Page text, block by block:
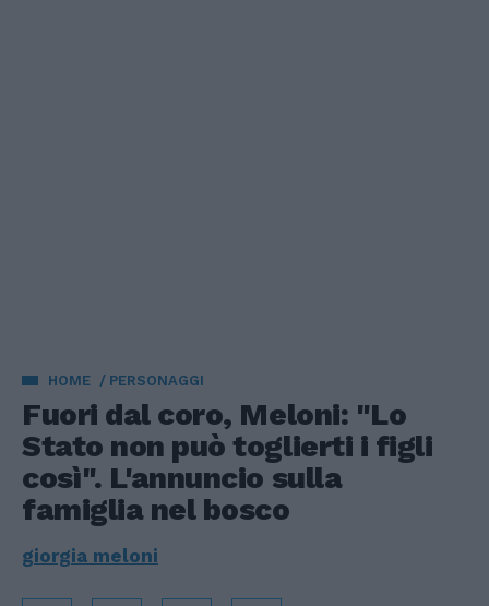
HOME PERSONAGGI
Fuori dal coro, Meloni: "Lo
Stato non può toglierti i figli
così". L'annuncio sulla
famiglia nel bosco
giorgia meloni